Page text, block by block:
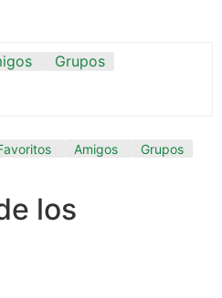
Grupos
Amigos Grupos
los